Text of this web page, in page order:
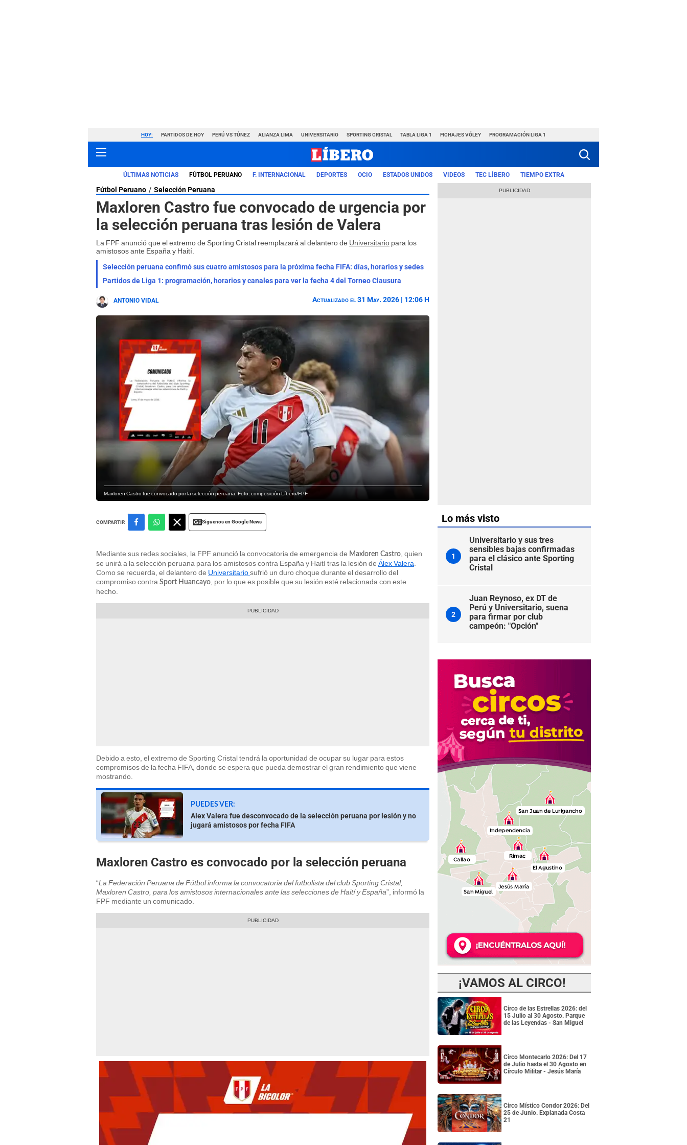
HOY: PARTIDOS DE HOY PERÚ VS TÚNEZ ALIANZA LIMA UNIVERSITARIO SPORTING CRISTAL TABLA LIGA 1 FICHAJES VÓLEY PROGRAMACIÓN LIGA 1
ÚLTIMAS NOTICIAS FÚTBOL PERUANO F. INTERNACIONAL DEPORTES OCIO ESTADOS UNIDOS VIDEOS TEC LÍBERO TIEMPO EXTRA
Fútbol Peruano Selección Peruana
Maxloren Castro fue convocado de urgencia por
la selección peruana tras lesión de Valera
La FPF anunció que el extremo de Sporting Cristal reemplazará al delantero de Universitario para los
amistosos ante España y Haití.
Selección peruana confimó sus cuatro amistosos para la próxima fecha FIFA: días, horarios y sedes
Partidos de Liga 1: programación, horarios y canales para ver la fecha 4 del Torneo Clausura
ANTONIO VIDAL Actualizado el 31 May. 2026 | 12:06 H
Maxloren Castro fue convocado por la selección peruana. Foto: composición Líbero/FPF
COMPARTIR Siguenos en Google News
Mediante sus redes sociales, la FPF anunció la convocatoria de emergencia de Maxloren Castro , quien
se unirá a la selección peruana para los amistosos contra España y Haití tras la lesión de Álex Valera
Como se recuerda, el delantero de Universitariosufrió un duro choque durante el desarrollo del
compromiso contra Sport Huancayo , por lo que es posible que su lesión esté relacionada con este
hecho.
Debido a esto, el extremo de Sporting Cristal tendrá la oportunidad de ocupar su lugar para estos
compromisos de la fecha FIFA, donde se espera que pueda demostrar el gran rendimiento que viene
mostrando.
PUEDES VER:
Alex Valera fue desconvocado de la selección peruana por lesión y no
jugará amistosos por fecha FIFA
Maxloren Castro es convocado por la selección peruana
“La Federación Peruana de Fútbol informa la convocatoria del futbolista del club Sporting Cristal,
Maxloren Castro, para los amistosos internacionales ante las selecciones de Haití y España”, informó la
FPF mediante un comunicado.
Lo más visto
1
Universitario y sus tres
sensibles bajas confirmadas
para el clásico ante Sporting
Cristal
2
Juan Reynoso, ex DT de
Perú y Universitario, suena
para firmar por club
campeón: "Opción"
¡VAMOS AL CIRCO!
Circo de las Estrellas 2026: del
15 Julio al 30 Agosto. Parque
de las Leyendas - San Miguel
Circo Montecarlo 2026: Del 17
de Julio hasta el 30 Agosto en
Círculo Militar - Jesús María
Circo Místico Condor 2026: Del
25 de Junio. Explanada Costa
21